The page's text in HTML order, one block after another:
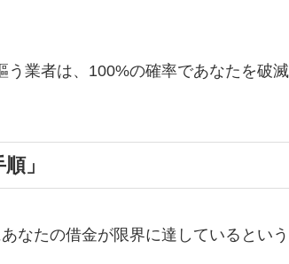
う業者は、100%の確率であなたを破滅
」
なたの借金が限界に達しているという